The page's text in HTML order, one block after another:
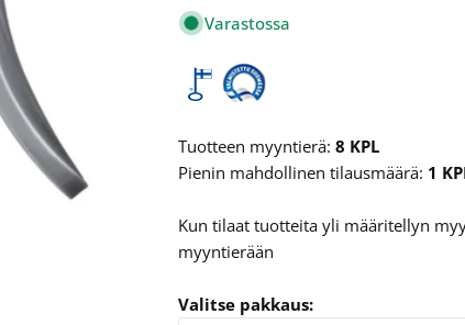
Varastossa
Tuotteen myyntierä: 8 KPL
Pienin mahdollinen tilausmäärä: 1
Kun tilaat tuotteita yli määritellyn
myyntierään
Valitse pakkaus: